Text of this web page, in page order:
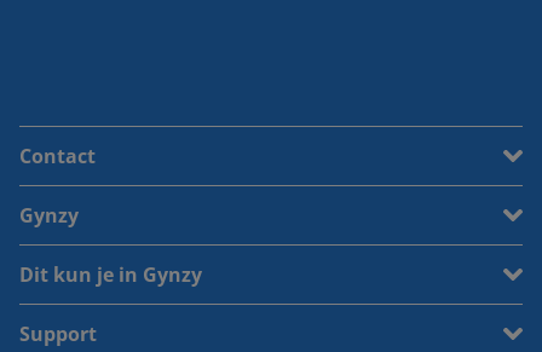
Contact
Gynzy
Dit kun je in Gynzy
Support